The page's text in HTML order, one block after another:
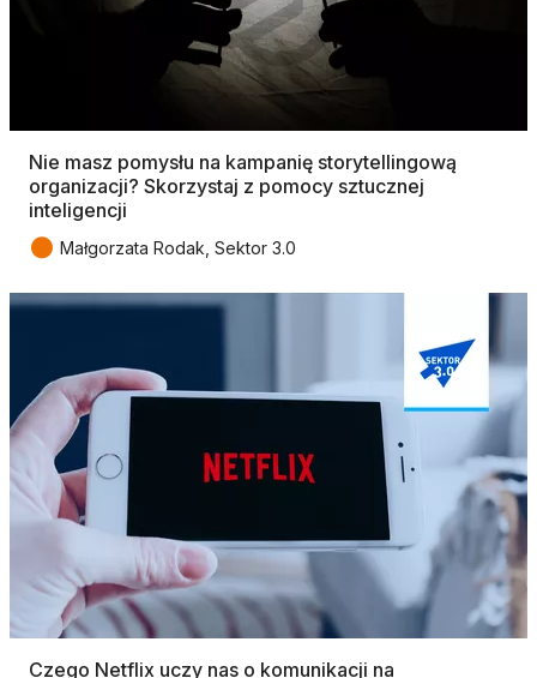
Nie masz pomysłu na kampanię storytellingową
organizacji? Skorzystaj z pomocy sztucznej
inteligencji
● Małgorzata Rodak, Sektor 3.0
Czego Netflix uczy nas o komunikacji na